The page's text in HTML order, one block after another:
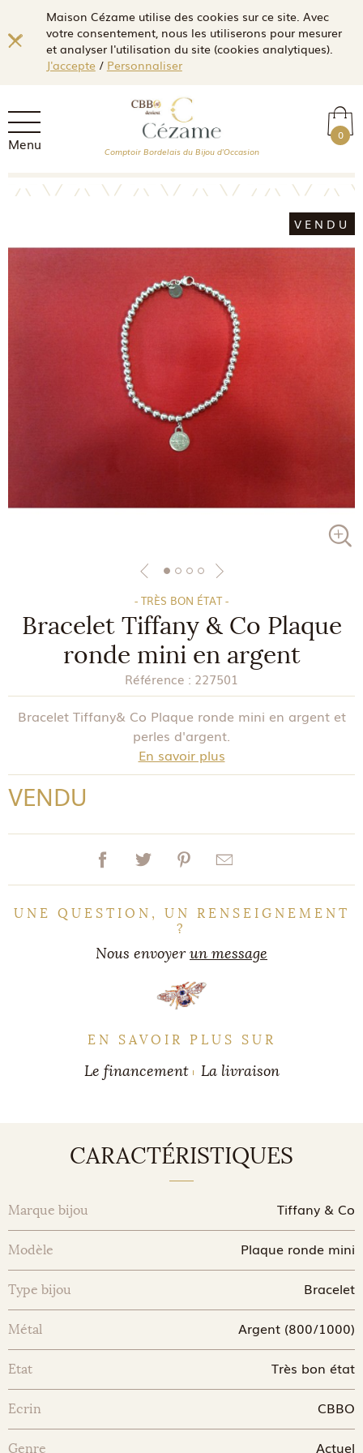
Maison Cézame utilise des cookies sur ce site. Avec
votre consentement, nous les utiliserons pour mesurer
et analyser l'utilisation du site (cookies analytiques).
J'accepte/ Personnaliser
Menu 0
Comptoir Bordelais du Bijou d'Occasion
VENDU
- TRÈS BON ÉTAT -
Bracelet Tiffany & Co Plaque
ronde mini en argent
Référence : 227501
Bracelet Tiffany& Co Plaque ronde mini en argent et
perles d'argent.
En savoir plus
VENDU
UNE QUESTION, UN RENSEIGNEMENT
?
Nous envoyerun message
EN SAVOIR PLUS SUR
Le financement La livraison
CARACTÉRISTIQUES
Marque bijou Tiffany & Co
Modèle Plaque ronde mini
Type bijou Bracelet
Métal Argent (800/1000)
Etat Très bon état
Ecrin CBBO
Genre Actuel